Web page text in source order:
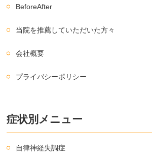
BeforeAfter
当院を推薦していただいた方々
会社概要
プライバシーポリシー
症状別メニュー
自律神経失調症